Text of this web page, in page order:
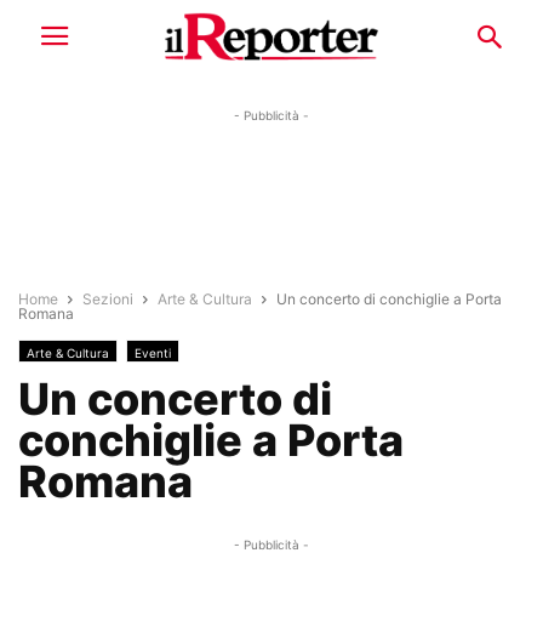
- Pubblicità -
Home Sezioni Arte & Cultura
Un concerto di conchiglie a Porta
Romana
Arte & Cultura Eventi
Un concerto di
conchiglie a Porta
Romana
- Pubblicità -